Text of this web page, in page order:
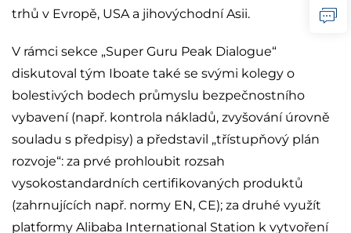
trhů v Evropě, USA a jihovýchodní Asii.
V rámci sekce „Super Guru Peak Dialogue“
diskutoval tým Iboate také se svými kolegy o
bolestivých bodech průmyslu bezpečnostního
vybavení (např. kontrola nákladů, zvyšování úrovně
souladu s předpisy) a představil „třístupňový plán
rozvoje“: za prvé prohloubit rozsah
vysokostandardních certifikovaných produktů
(zahrnujících např. normy EN, CE); za druhé využít
platformy Alibaba International Station k vytvoření